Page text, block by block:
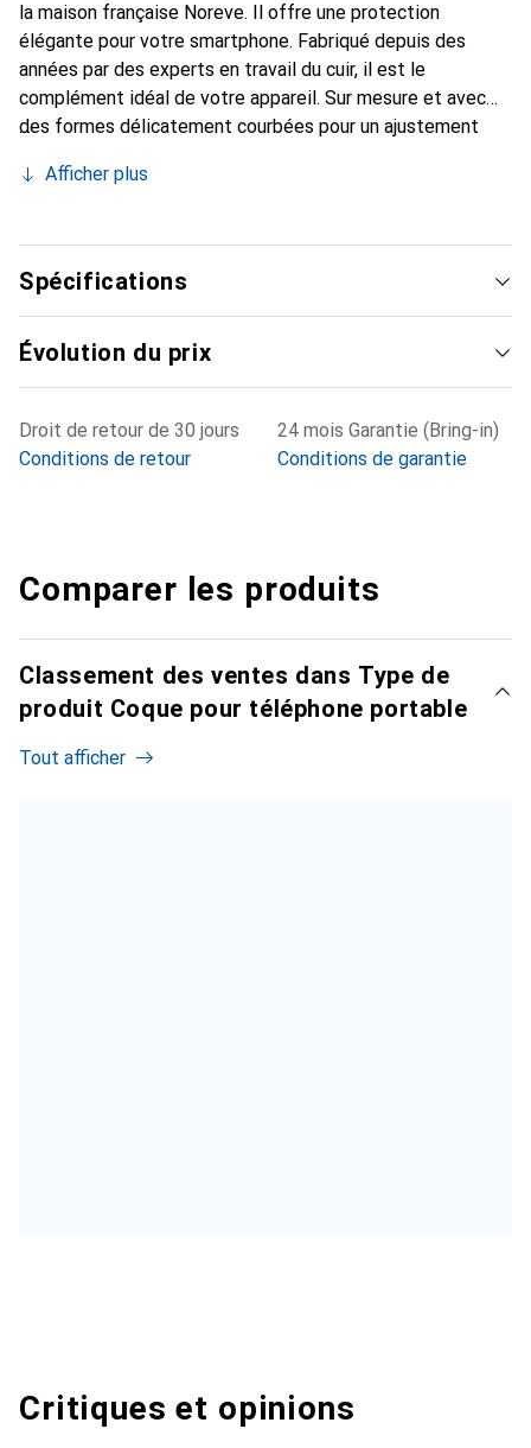
la maison française Noreve. Il offre une protection
élégante pour votre smartphone. Fabriqué depuis des
années par des experts en travail du cuir, il est le
complément idéal de votre appareil. Sur mesure et avec
des formes délicatement courbées pour un ajustement
smartphone. La marque Noreve est reconnue
reste toujours un excellent choix pour le client exigeant.
Afficher plus
Spécifications
Évolution du prix
Droit de retour de 30 jours
Conditions de retour
24 mois Garantie (Bring-in)
Conditions de garantie
Comparer les produits
Classement des ventes dans Type de
produit Coque pour téléphone portable
Tout afficher
Critiques et opinions